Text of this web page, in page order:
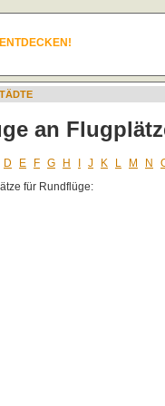
an
D E F G H J K L M N
für Rundflüge: